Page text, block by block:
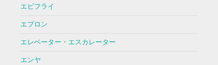
エビフライ
エプロン
エレベーター・エスカレーター
エンヤ